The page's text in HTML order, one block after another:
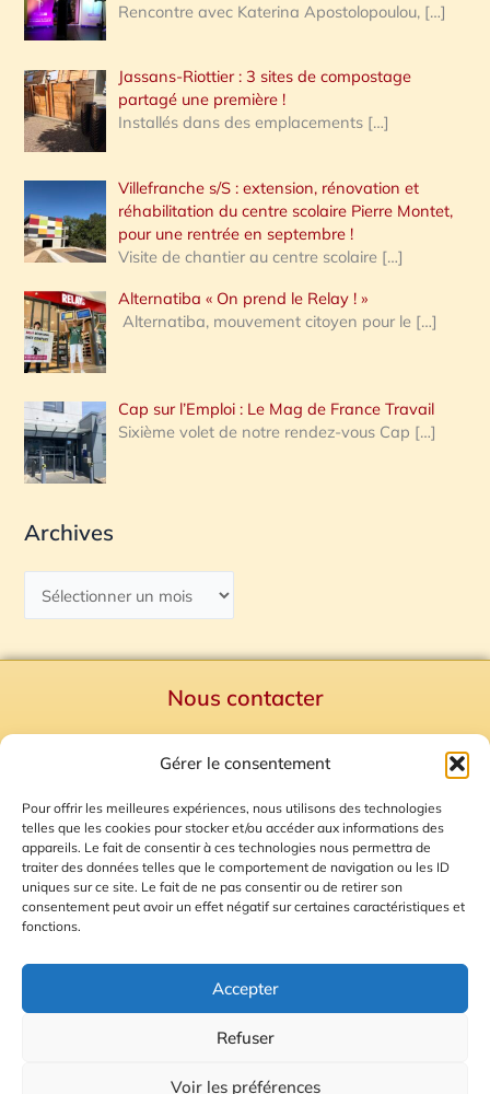
Gérer le consentement
Pour offrir les meilleures expériences, nous utilisons des technologies
telles que les cookies pour stocker et/ou accéder aux informations des
appareils. Le fait de consentir à ces technologies nous permettra de
traiter des données telles que le comportement de navigation ou les ID
uniques sur ce site. Le fait de ne pas consentir ou de retirer son
consentement peut avoir un effet négatif sur certaines caractéristiques et
fonctions.
Accepter
Refuser
Voir les préférences
Rencontre avec Katerina Apostolopoulou, […]
Jassans-Riottier : 3 sites de compostage
partagé une première !
Installés dans des emplacements […]
Villefranche s/S : extension, rénovation et
réhabilitation du centre scolaire Pierre Montet,
pour une rentrée en septembre !
Visite de chantier au centre scolaire […]
Alternatiba « On prend le Relay ! »
Alternatiba, mouvement citoyen pour le […]
Cap sur l’Emploi : Le Mag de France Travail
Sixième volet de notre rendez-vous Cap […]
Archives
Nous contacter
Mentions Légales
Plan du site
Gestion des Cookies
© 2026 Radio Calade